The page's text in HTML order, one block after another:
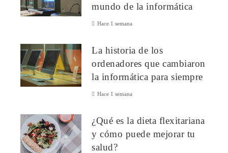
mundo de la informática
Hace 1 semana
La historia de los
ordenadores que cambiaron
la informática para siempre
Hace 1 semana
¿Qué es la dieta flexitariana
y cómo puede mejorar tu
salud?